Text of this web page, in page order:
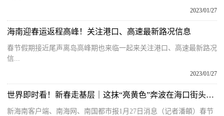
2023/01/27
海南迎春运返程高峰！关注港口、高速最新路况信息
春节假期接近尾声离岛高峰期也来临一起来关注港口、高速最新路况
信...
2023/01/27
世界即时看！新春走基层｜这抹“亮黄色”奔波在海口街头运送“年味”
新海南客户端、南海网、南国都市报1月27日消息（记者潘頔）春节